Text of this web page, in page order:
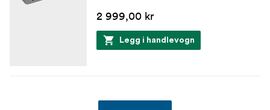
2 999,00 kr
Legg i handlevogn